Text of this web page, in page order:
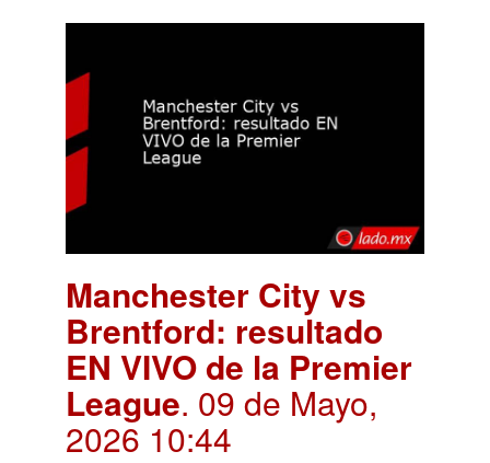
Manchester City vs
Brentford: resultado
EN VIVO de la Premier
League. 09 de Mayo,
2026 10:44